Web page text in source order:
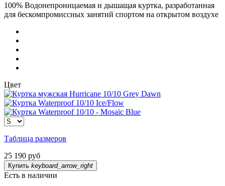
100% Водонепроницаемая и дышащая куртка, разработанная
для бескомпромиссных занятий спортом на открытом воздухе
Цвет
Таблица размеров
25 190 руб
Купить keyboard_arrow_right
Есть в наличии